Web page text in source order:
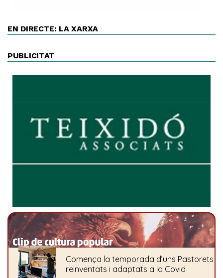
EN DIRECTE: LA XARXA
PUBLICITAT